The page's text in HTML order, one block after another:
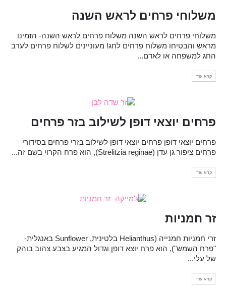
משלוחי פרחים לראש השנה
משלוחי פרחים לראש השנה משלוח פרחים לראש השנה- הזמינו
מראש והבטיחו משלוח פרחים לחג! מעוניינים לשלוח פרחים לערב
החג למשפחה או לאדם...
קרא עוד
פרחים יוצאי דופן לשילוב בזר פרחים
פרחים יוצאי דופן פרחים יוצאי דופן לשילוב בזרי פרחים בסידורי
פרחים ציפור גן עדן (Strelitzia reginae), הוא פרח הקרוי בשם זה...
קרא עוד
זר חמניות
זרי חמניות חמנייה (Helianthus בלטינית, Sunflower באנגלית-
"פרח השמש"), הוא פרח יוצא דופן וגדול המגיע בצבע צהוב בוהק
של עלי...
קרא עוד